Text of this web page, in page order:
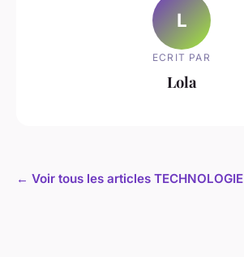
L
ECRIT PAR
Lola
← Voir tous les articles TECHNOLOGIE